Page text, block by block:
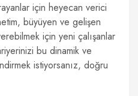
için heyecan verici
büyüyen ve gelişen
için yeni çalışanlar
bu dinamik ve
istiyorsanız, doğru